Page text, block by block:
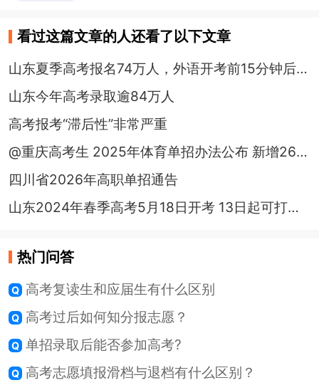
看过这篇文章的人还看了以下文章
山东夏季高考报名74万人，外语开考前15分钟后不得入场
山东今年高考录取逾84万人
高考报考“滞后性”非常严重
@重庆高考生 2025年体育单招办法公布 新增26所院校
四川省2026年高职单招通告
山东2024年春季高考5月18日开考 13日起可打印准考证
热门问答
高考复读生和应届生有什么区别
高考过后如何知分报志愿？
单招录取后能否参加高考?
高考志愿填报滑档与退档有什么区别？